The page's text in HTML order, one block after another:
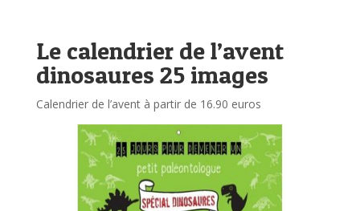
Le calendrier de l’avent
dinosaures 25 images
Calendrier de l’avent à partir de 16.90 euros